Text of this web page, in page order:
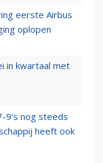
eerste Airbus
oplopen
in kwartaal met
9’s nog steeds
heeft ook